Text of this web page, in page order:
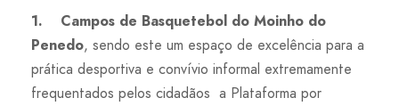
1. Campos de Basquetebol do Moinho do
Penedo, sendo este um espaço de excelência para a
prática desportiva e convívio informal extremamente
frequentados pelos cidadãos a Plataforma por